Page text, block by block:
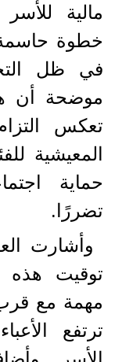
مالية
خطوة حاسمة
في ظل
موضحة أن
تعكس
المعيشية
حماية
تضررًا.
وأشارت
توقيت هذه
مهمة مع
ترتفع